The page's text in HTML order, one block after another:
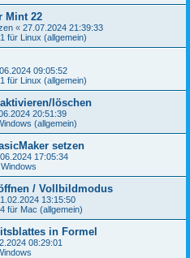
Mint 22
« 27.07.2024 21:39:33
für Linux (allgemein)
09:05:52
für Linux (allgemein)
löschen
20:51:39
(allgemein)
setzen
17:05:34
/ Vollbildmodus
13:15:50
für Mac (allgemein)
in Formel
08:29:01